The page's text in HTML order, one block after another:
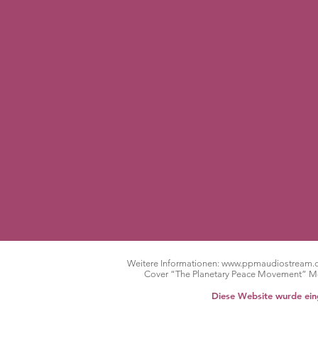
Weitere Informationen:
Cover “The Planetary Peace Movement”
Diese Website wurde